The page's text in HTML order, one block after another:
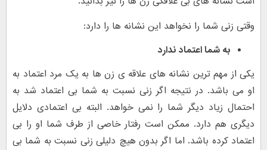
وقتی زنی شما را نخواهد این نشانه ها را دارد:
به شما اعتماد ندارد
یکی از مهم ترین نشانه های علاقه ی زن ها به یک مرد اعتماد به
او می باشد. در نتیجه اگر زنی نسبت به شما بی اعتماد شد به
احتمال زیاد دیگر شما را نمی خواهد. البته بی اعتمادی دلایل
دیگری هم دارد. ممکن است رفتار خاصی از طرف شما او را بی
اعتماد کرده باشد. اما اگر بدون هیچ دلیلی زنی نسبت به شما بی